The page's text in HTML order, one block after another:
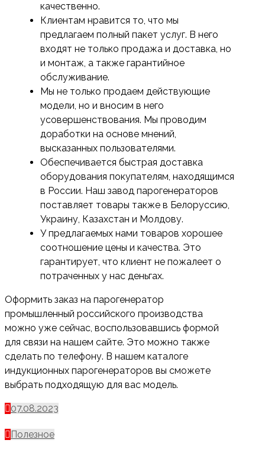
качественно.
Клиентам нравится то, что мы
предлагаем полный пакет услуг. В него
входят не только продажа и доставка, но
и монтаж, а также гарантийное
обслуживание.
Мы не только продаем действующие
модели, но и вносим в него
усовершенствования. Мы проводим
доработки на основе мнений,
высказанных пользователями.
Обеспечивается быстрая доставка
оборудования покупателям, находящимся
в России. Наш завод парогенераторов
поставляет товары также в Белоруссию,
Украину, Казахстан и Молдову.
У предлагаемых нами товаров хорошее
соотношение цены и качества. Это
гарантирует, что клиент не пожалеет о
потраченных у нас деньгах.
Оформить заказ на парогенератор
промышленный российского производства
можно уже сейчас, воспользовавшись формой
для связи на нашем сайте. Это можно также
сделать по телефону. В нашем каталоге
индукционных парогенераторов вы сможете
выбрать подходящую для вас модель.
07.08.2023
Полезное